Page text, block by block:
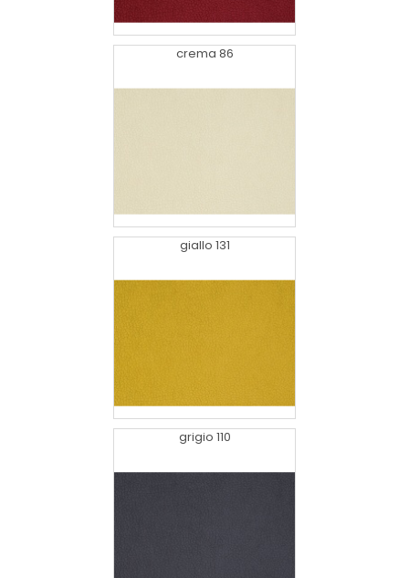
crema 86
giallo 131
grigio 110